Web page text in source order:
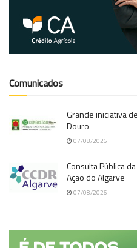
Comunicados
Grande iniciativa
Douro
07/08/2026
Consulta Pública
Ação do Algarve
07/08/2026